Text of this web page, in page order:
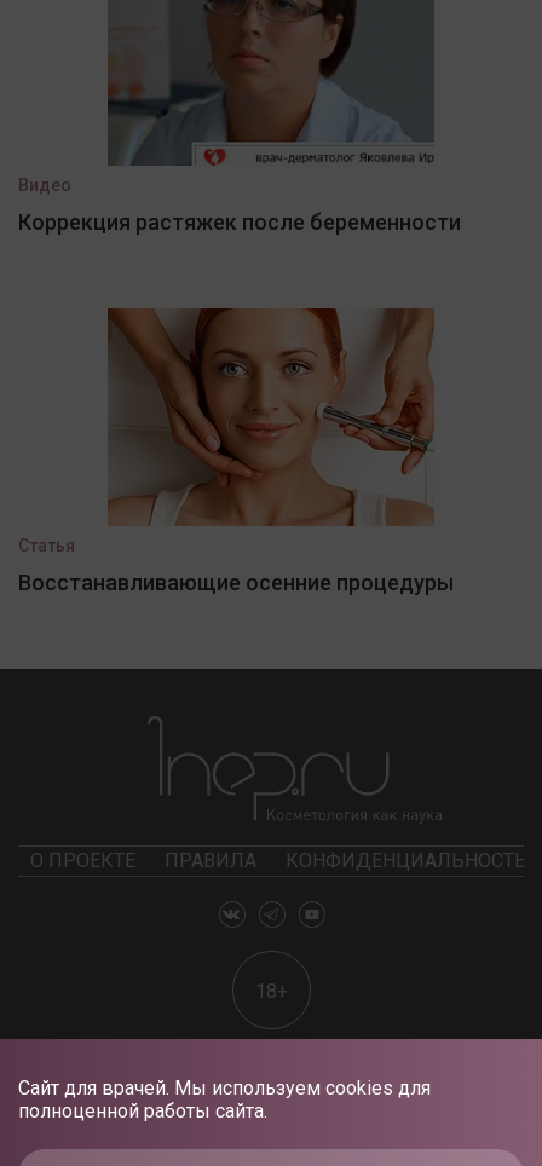
Сайт для врачей. Мы используем cookies для
полноценной работы сайта.
Видео
Коррекция растяжек после беременности
Статья
Восстанавливающие осенние процедуры
О ПРОЕКТЕ ПРАВИЛА КОНФИДЕНЦИАЛЬНОСТЬ
18+